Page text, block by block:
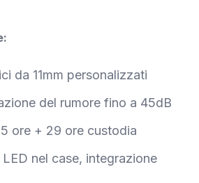
da 11mm personalizzati
del rumore fino a 45dB
ore + 29 ore custodia
nel case, integrazione